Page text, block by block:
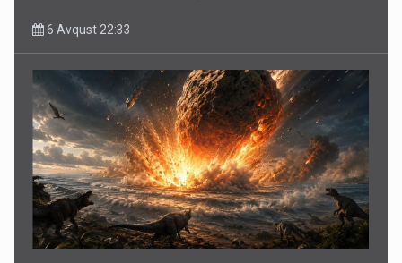
6 Avqust 22:33